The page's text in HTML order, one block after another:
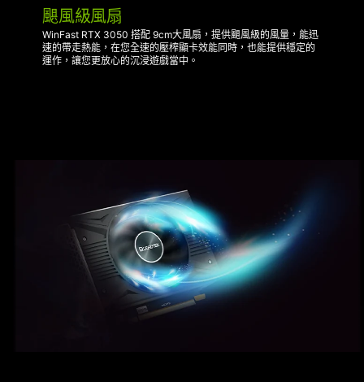
颶風級風扇
WinFast RTX 3050 搭配 9cm大風扇，提供颶風級的風量，能迅
速的帶走熱能，在您全速的壓榨顯卡效能同時，也能提供穩定的
運作，讓您更放心的沉浸遊戲當中。